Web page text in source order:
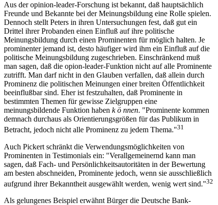
Aus der opinion-leader-Forschung ist bekannt, daß hauptsächlich
Freunde und Bekannte bei der Meinungsbildung eine Rolle spielen.
Dennoch stellt Peters in ihren Untersuchungen fest, daß gut ein
Drittel ihrer Probanden einen Einfluß auf ihre politische
Meinungsbildung durch einen Prominenten für möglich halten. Je
prominenter jemand ist, desto häufiger wird ihm ein Einfluß auf die
politische Meinungsbildung zugeschrieben. Einschränkend muß
man sagen, daß die opion-leader-Funktion nicht auf alle Prominente
zutrifft. Man darf nicht in den Glauben verfallen, daß allein durch
Prominenz die politischen Meinungen einer breiten Öffentlichkeit
beeinflußbar sind. Eher ist festzuhalten, daß Prominente in
bestimmten Themen für gewisse Zielgruppen eine
meinungsbildende Funktion haben k ö nnen. "Prominente kommen
demnach durchaus als Orientierungsgrößen für das Publikum in
Betracht, jedoch nicht alle Prominenz zu jedem Thema."31
Auch Pickert schränkt die Verwendungsmöglichkeiten von
Prominenten in Testimonials ein: "Verallgemeinernd kann man
sagen, daß Fach- und Persönlichkeitsautoritäten in der Bewertung
am besten abschneiden, Prominente jedoch, wenn sie ausschließlich
aufgrund ihrer Bekanntheit ausgewählt werden, wenig wert sind."32
Als gelungenes Beispiel erwähnt Bürger die Deutsche Bank-